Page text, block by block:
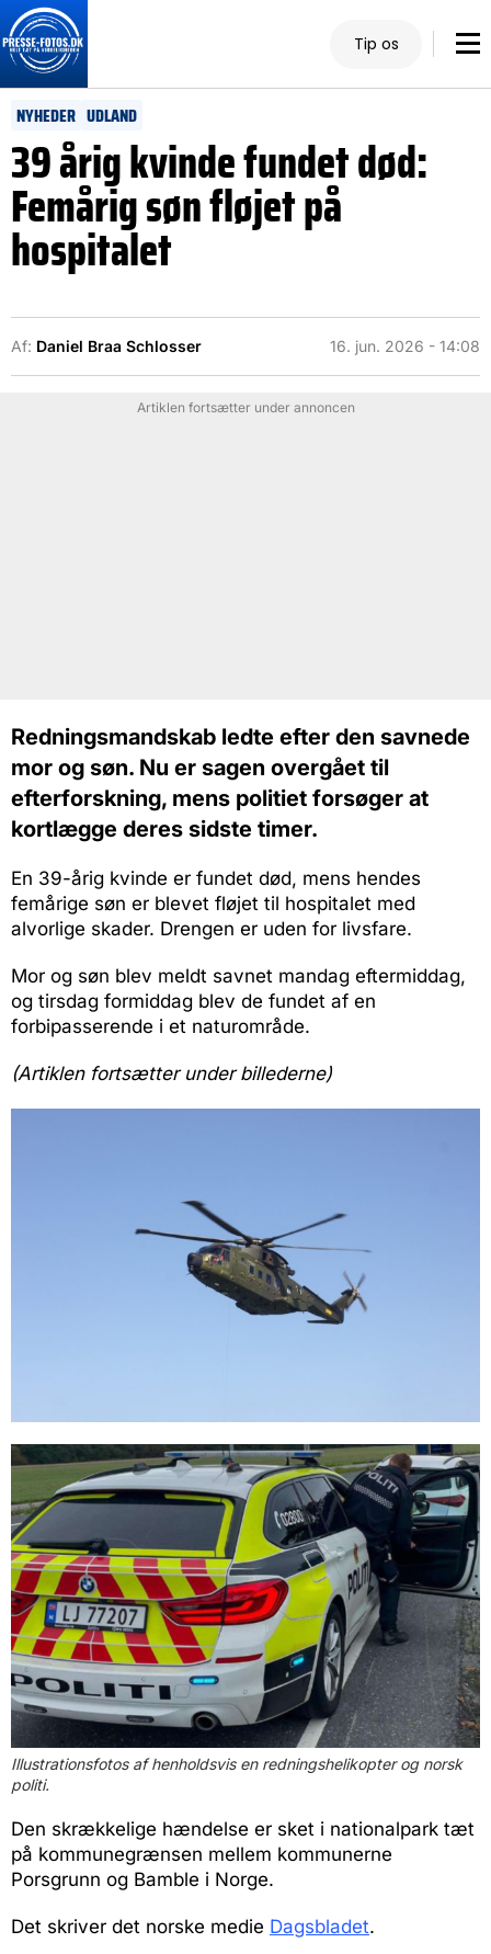
Tip os
NYHEDER UDLAND
39 årig kvinde fundet død:
Femårig søn fløjet på
hospitalet
Af: Daniel Braa Schlosser 16. jun. 2026 - 14:08
Artiklen fortsætter under annoncen
Redningsmandskab ledte efter den savnede
mor og søn. Nu er sagen overgået til
efterforskning, mens politiet forsøger at
kortlægge deres sidste timer.
En 39-årig kvinde er fundet død, mens hendes
femårige søn er blevet fløjet til hospitalet med
alvorlige skader. Drengen er uden for livsfare.
Mor og søn blev meldt savnet mandag eftermiddag,
og tirsdag formiddag blev de fundet af en
forbipasserende i et naturområde.
(Artiklen fortsætter under billederne)
Illustrationsfotos af henholdsvis en redningshelikopter og norsk
politi.
Den skrækkelige hændelse er sket i nationalpark tæt
på kommunegrænsen mellem kommunerne
Porsgrunn og Bamble i Norge.
Det skriver det norske medie Dagsbladet.